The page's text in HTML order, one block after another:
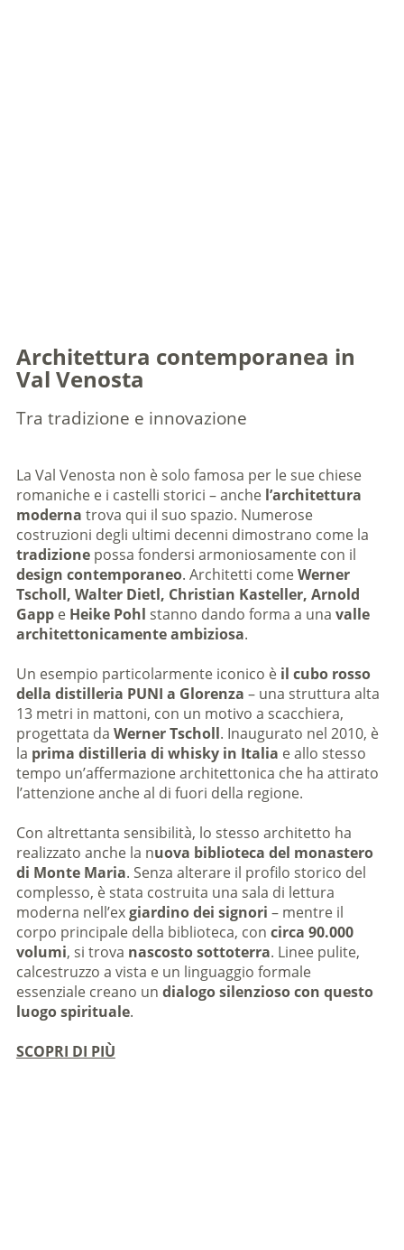
Architettura contemporanea in
Val Venosta
Tra tradizione e innovazione
La Val Venosta non è solo famosa per le sue chiese
romaniche e i castelli storici – anche l’architettura
moderna trova qui il suo spazio. Numerose
costruzioni degli ultimi decenni dimostrano come la
tradizione possa fondersi armoniosamente con il
design contemporaneo. Architetti comeWerner
Tscholl, Walter Dietl, Christian Kasteller, Arnold
Gapp e Heike Pohl stanno dando forma a una valle
architettonicamente ambiziosa.
Un esempio particolarmente iconico è il cubo rosso
della distilleria PUNI a Glorenza – una struttura alta
13 metri in mattoni, con un motivo a scacchiera,
progettata da Werner Tscholl. Inaugurato nel 2010, è
la prima distilleria di whisky in Italia e allo stesso
tempo un’affermazione architettonica che ha attirato
l’attenzione anche al di fuori della regione.
Con altrettanta sensibilità, lo stesso architetto ha
realizzato anche la nuova biblioteca del monastero
di Monte Maria. Senza alterare il profilo storico del
complesso, è stata costruita una sala di lettura
moderna nell’exgiardino dei signori – mentre il
corpo principale della biblioteca, con circa 90.000
volumi, si trova nascosto sottoterra. Linee pulite,
calcestruzzo a vista e un linguaggio formale
essenziale creano un dialogo silenzioso con questo
luogo spirituale.
SCOPRI DI PIÙ